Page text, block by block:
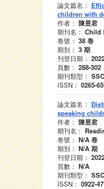
論文篇名：
children with
作者： 陳昱君
期刊名： Child
卷號： 38 卷
期別： 3 期
刊登日期：
頁數： 288-302
期刊類型：
ISSN： 0265-
論文篇名：
speaking
作者： 陳昱君
期刊名：
卷號： N/A 卷
期別： N/A 期
刊登日期：
頁數： N/A
期刊類型：
ISSN： 0922-